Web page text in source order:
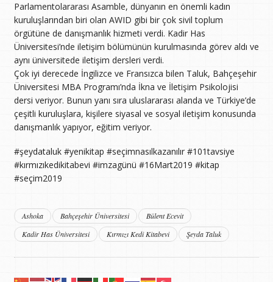
Parlamentolararası Asamble, dünyanın en önemli kadın
kuruluşlarından biri olan AWID gibi bir çok sivil toplum
örgütüne de danışmanlık hizmeti verdi. Kadir Has
Üniversitesi’nde iletişim bölümünün kurulmasında görev aldı ve
aynı üniversitede iletişim dersleri verdi.
Çok iyi derecede İngilizce ve Fransızca bilen Taluk, Bahçeşehir
Üniversitesi MBA Programı’nda İkna ve İletişim Psikolojisi
dersi veriyor. Bunun yanı sıra uluslararası alanda ve Türkiye’de
çeşitli kuruluşlara, kişilere siyasal ve sosyal iletişim konusunda
danışmanlık yapıyor, eğitim veriyor.
#şeydataluk #yenikitap #seçimnasılkazanılır #101tavsiye
#kırmızıkedikitabevi #imzagünü #16Mart2019 #kitap
#seçim2019
Ashoka Bahçeşehir Üniversitesi
Bülent Ecevit
Kadir Has Üniversitesi
Kırmızı Kedi Kitabevi Şeyda Taluk